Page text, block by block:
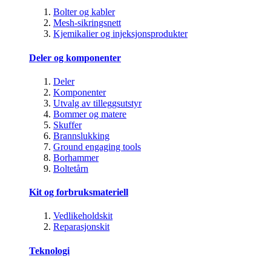
Bolter og kabler
Mesh-sikringsnett
Kjemikalier og injeksjonsprodukter
Deler og komponenter
Deler
Komponenter
Utvalg av tilleggsutstyr
Bommer og matere
Skuffer
Brannslukking
Ground engaging tools
Borhammer
Boltetårn
Kit og forbruksmateriell
Vedlikeholdskit
Reparasjonskit
Teknologi